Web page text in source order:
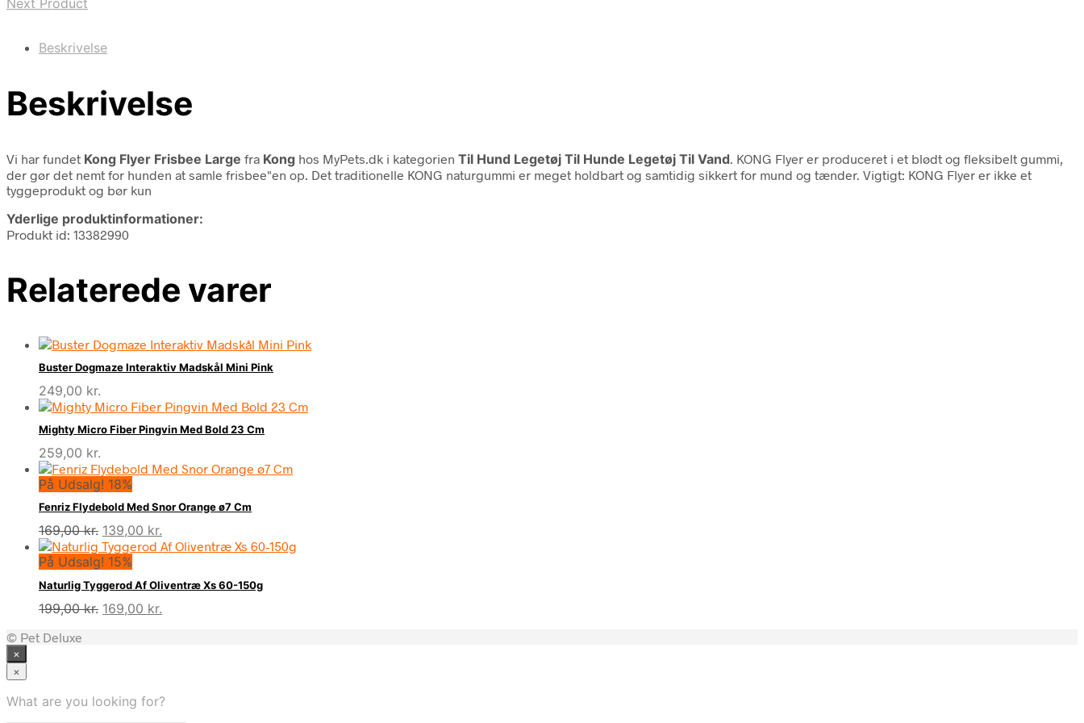
Beskrivelse
Beskrivelse
Vi har fundet Kong Flyer Frisbee Large fra Kong hos MyPets.dk i kategorien Til Hund Legetøj Til Hunde Legetøj Til Vand . KONG Flyer er produceret i et blødt og fleksibelt gummi,
der gør det nemt for hunden at samle frisbee"en op. Det traditionelle KONG naturgummi er meget holdbart og samtidig sikkert for mund og tænder. Vigtigt: KONG Flyer er ikke et
tyggeprodukt og bør kun
Yderlige produktinformationer:
Produkt id: 13382990
Relaterede varer
Buster Dogmaze Interaktiv Madskål Mini Pink
249,00 kr.
Mighty Micro Fiber Pingvin Med Bold 23 Cm
259,00 kr.
På Udsalg! 18%
Fenriz Flydebold Med Snor Orange ø7 Cm
169,00kr. Den
oprindelige
pris
169,00 kr..
139,00 kr.
aktuelle
er:
139,00 kr..
På Udsalg! 15%
Naturlig Tyggerod Af Oliventræ Xs 60-150g
199,00kr. Den
169,00 kr.
© Pet Deluxe
×
×
What are you looking for?